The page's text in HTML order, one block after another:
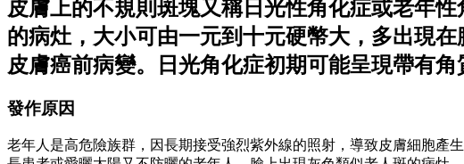
皮膚上的不規則斑塊又稱日光性角化症或老年
的病灶，大小可由一元到十元硬幣大，多出現
皮膚癌前病變。日光角化症初期可能呈現帶有
發作原因
老年人是高危險族群，因長期接受強烈紫外線的照射，導致皮膚細胞產